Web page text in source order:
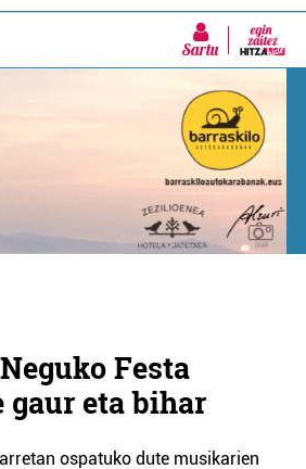
Sartu
Festa
gaur eta bihar
ospatuko dute musikarien